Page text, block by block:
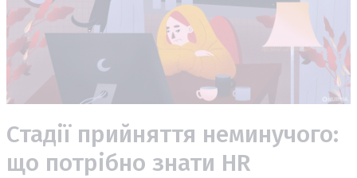
Стадії прийняття неминучого:
що потрібно знати HR